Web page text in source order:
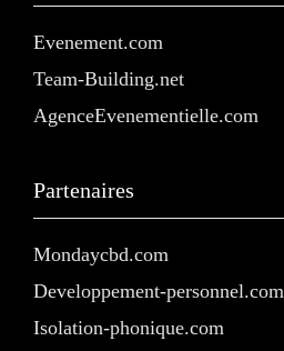
Evenement.com
Team-Building.net
AgenceEvenementielle.com
Partenaires
Mondaycbd.com
Developpement-personnel.com
Isolation-phonique.com